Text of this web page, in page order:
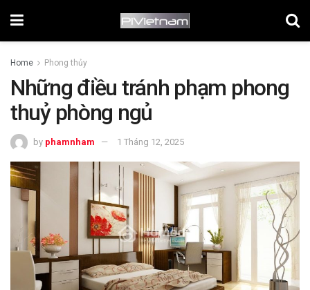
Home Phong thủy
Những điều tránh phạm phong
thuỷ phòng ngủ
by phamnham 1 Tháng 12, 2025